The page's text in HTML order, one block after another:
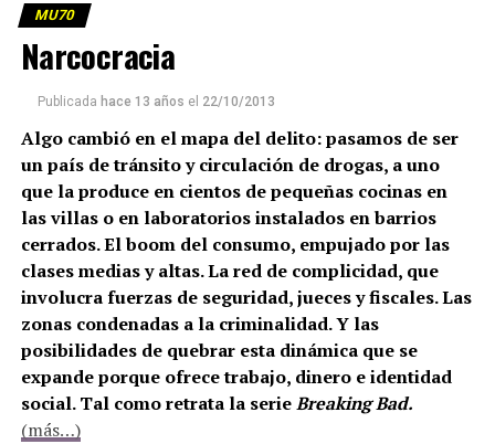
MU70
Narcocracia
Publicada hace 13 años el 22/10/2013
Algo cambió en el mapa del delito: pasamos de ser
un país de tránsito y circulación de drogas, a uno
que la produce en cientos de pequeñas cocinas en
las villas o en laboratorios instalados en barrios
cerrados. El boom del consumo, empujado por las
clases medias y altas. La red de complicidad, que
involucra fuerzas de seguridad, jueces y fiscales. Las
zonas condenadas a la criminalidad. Y las
posibilidades de quebrar esta dinámica que se
expande porque ofrece trabajo, dinero e identidad
social. Tal como retrata la serieBreaking Bad.
(más…)